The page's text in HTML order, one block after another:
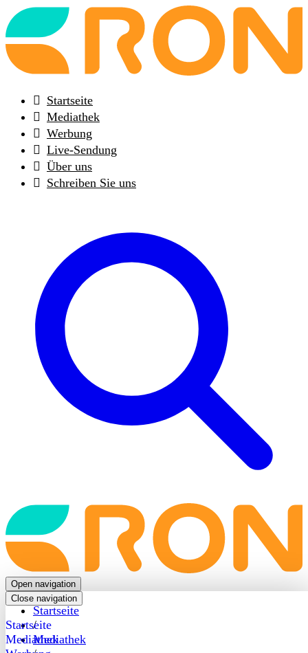
Back
to
frontpage
Startseite
Mediathek
Werbung
Live-Sendung
Über uns
Schreiben Sie uns
Back
to
frontpage
Open navigation
Close navigation
Startseite
Mediathek
Startseite
/
Mediathek